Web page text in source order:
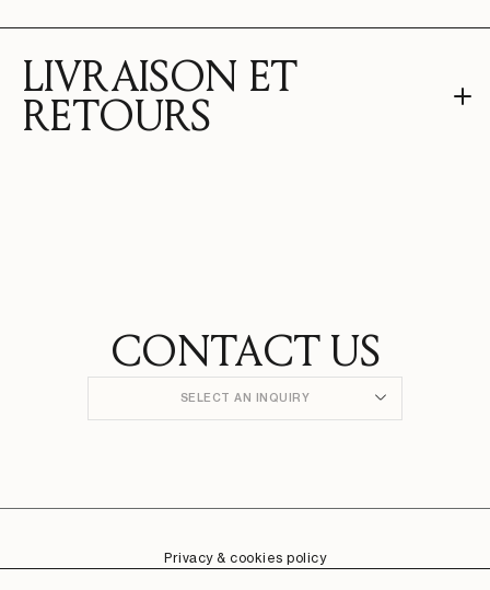
LIVRAISON ET
RETOURS
CONTACT US
SELECT AN INQUIRY
Privacy & cookies policy